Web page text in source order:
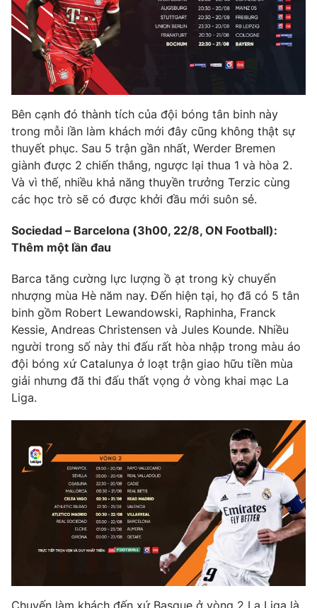
Tổng Biên tập:Vũ Thanh Thủy
Phó Tổng Biên tập:Nguyễn Thị Mỹ Hạnh, Phạm Quốc Thắng,
Nguyễn Trọng Ninh
Tổng đài VTV:024.38 355 931 - 024.38 355 932
Ðiện thoại Thời báo VTV:
Email:
toasoan@vtv.vn
Liên hệ quảng cáo:024-7300.7108
® Cấm sao chép dưới mọi hình thức nếu không có sự chấp
thuận bằng văn bản. Ghi rõ nguồn VTV.vn khi phát hành lại
thông tin từ website này.
Bên cạnh đó thành tích của đội bóng tân binh này
trong mỗi lần làm khách mới đây cũng không thật sự
thuyết phục. Sau 5 trận gần nhất, Werder Bremen
giành được 2 chiến thắng, ngược lại thua 1 và hòa 2.
Và vì thế, nhiều khả năng thuyền trưởng Terzic cùng
các học trò sẽ có được khởi đầu mới suôn sẻ.
Sociedad – Barcelona (3h00, 22/8, ON Football):
Thêm một lần đau
Barca tăng cường lực lượng ồ ạt trong kỳ chuyển
nhượng mùa Hè năm nay. Đến hiện tại, họ đã có 5 tân
binh gồm Robert Lewandowski, Raphinha, Franck
Kessie, Andreas Christensen và Jules Kounde. Nhiều
người trong số này thi đấu rất hòa nhập trong màu áo
đội bóng xứ Catalunya ở loạt trận giao hữu tiền mùa
giải nhưng đã thi đấu thất vọng ở vòng khai mạc La
Liga.
Chuyến làm khách đến xứ Basque ở vòng 2 La Liga là